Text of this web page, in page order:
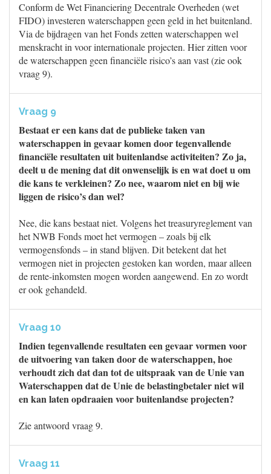
Conform de Wet Financiering Decentrale Overheden (wet
FIDO) investeren waterschappen geen geld in het buitenland.
Via de bijdragen van het Fonds zetten waterschappen wel
menskracht in voor internationale projecten. Hier zitten voor
de waterschappen geen financiële risico’s aan vast (zie ook
vraag 9).
Vraag 9
Bestaat er een kans dat de publieke taken van
waterschappen in gevaar komen door tegenvallende
financiële resultaten uit buitenlandse activiteiten? Zo ja,
deelt u de mening dat dit onwenselijk is en wat doet u om
die kans te verkleinen? Zo nee, waarom niet en bij wie
liggen de risico’s dan wel?
Nee, die kans bestaat niet. Volgens het treasuryreglement van
het NWB Fonds moet het vermogen – zoals bij elk
vermogensfonds – in stand blijven. Dit betekent dat het
vermogen niet in projecten gestoken kan worden, maar alleen
de rente-inkomsten mogen worden aangewend. En zo wordt
er ook gehandeld.
Vraag 10
Indien tegenvallende resultaten een gevaar vormen voor
de uitvoering van taken door de waterschappen, hoe
verhoudt zich dat dan tot de uitspraak van de Unie van
Waterschappen dat de Unie de belastingbetaler niet wil
en kan laten opdraaien voor buitenlandse projecten?
Zie antwoord vraag 9.
Vraag 11